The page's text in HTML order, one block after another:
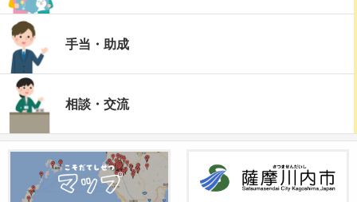
手当・助成
相談・交流